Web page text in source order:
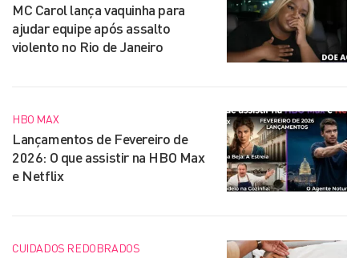
MC Carol lança vaquinha para
ajudar equipe após assalto
violento no Rio de Janeiro
HBO MAX
Lançamentos de Fevereiro de
2026: O que assistir na HBO Max
e Netflix
CUIDADOS REDOBRADOS